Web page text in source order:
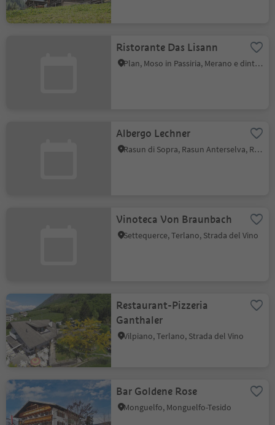
Ristorante Das Lisann
Plan, Moso in Passiria, Merano e dintorni
Albergo Lechner
Rasun di Sopra, Rasun Anterselva, Regione dolomitica Plan de Corones
Vinoteca Von Braunbach
Settequerce, Terlano, Strada del Vino
Restaurant-Pizzeria
Ganthaler
Vilpiano, Terlano, Strada del Vino
Bar Goldene Rose
Monguelfo, Monguelfo-Tesido